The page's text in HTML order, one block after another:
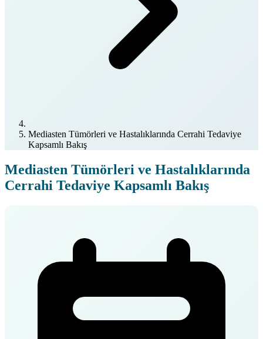
Mediasten Tümörleri ve Hastalıklarında Cerrahi Tedaviye
Kapsamlı Bakış
Mediasten Tümörleri ve Hastalıklarında
Cerrahi Tedaviye Kapsamlı Bakış